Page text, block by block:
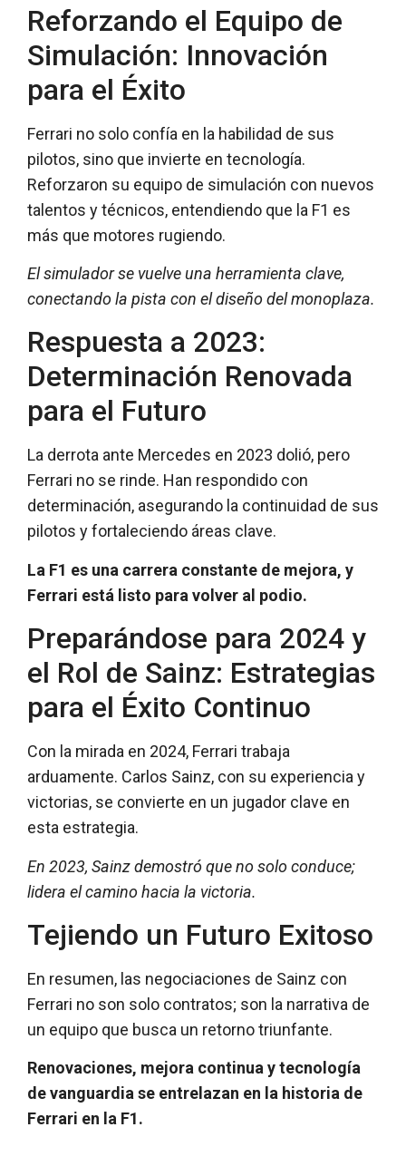
Reforzando el Equipo de
Simulación: Innovación
para el Éxito
Ferrari no solo confía en la habilidad de sus
pilotos, sino que invierte en tecnología.
Reforzaron su equipo de simulación con nuevos
talentos y técnicos, entendiendo que la F1 es
más que motores rugiendo.
El simulador se vuelve una herramienta clave,
conectando la pista con el diseño del monoplaza.
Respuesta a 2023:
Determinación Renovada
para el Futuro
La derrota ante Mercedes en 2023 dolió, pero
Ferrari no se rinde. Han respondido con
determinación, asegurando la continuidad de sus
pilotos y fortaleciendo áreas clave.
La F1 es una carrera constante de mejora, y
Ferrari está listo para volver al podio.
Preparándose para 2024 y
el Rol de Sainz: Estrategias
para el Éxito Continuo
Con la mirada en 2024, Ferrari trabaja
arduamente. Carlos Sainz, con su experiencia y
victorias, se convierte en un jugador clave en
esta estrategia.
En 2023, Sainz demostró que no solo conduce;
lidera el camino hacia la victoria.
Tejiendo un Futuro Exitoso
En resumen, las negociaciones de Sainz con
Ferrari no son solo contratos; son la narrativa de
un equipo que busca un retorno triunfante.
Renovaciones, mejora continua y tecnología
de vanguardia se entrelazan en la historia de
Ferrari en la F1.